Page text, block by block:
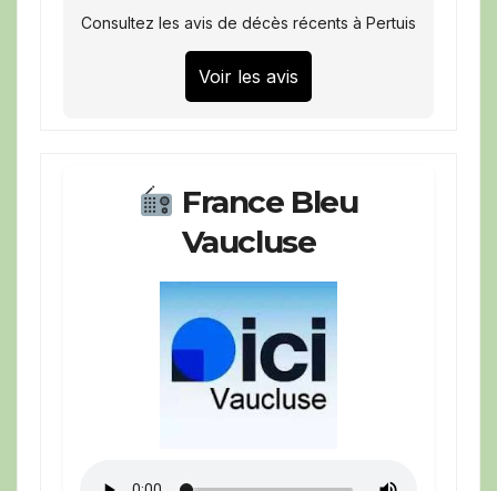
Consultez les avis de décès récents à Pertuis
Voir les avis
France Bleu
Vaucluse